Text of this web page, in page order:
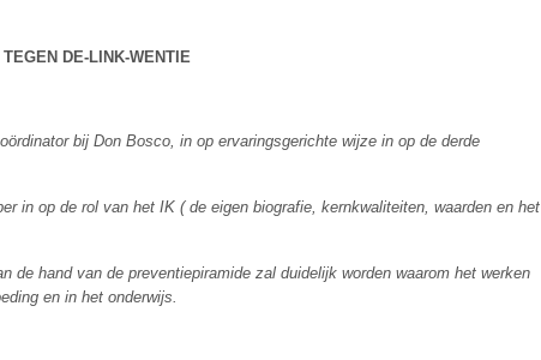
DE-LINK-WENTIE
bij Don Bosco, in op ervaringsgerichte wijze in op de derde
in op de rol van het IK ( de eigen biografie, kernkwaliteiten, waarden en het
hand van de preventiepiramide zal duidelijk worden waarom het werken
en in het onderwijs.